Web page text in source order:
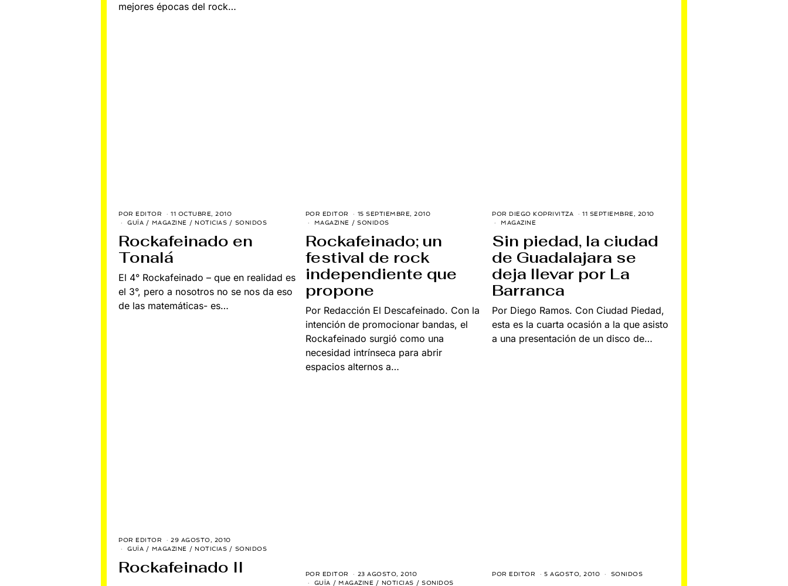
mejores épocas del rock…
POR EDITOR 11 OCTUBRE, 2010
J
L
I
0
2
GUÍA / MAGAZINE / NOTICIAS / SONIDOS
Rockafeinado en
Tonalá
El 4° Rockafeinado – que en realidad es
el 3°, pero a nosotros no se nos da eso
de las matemáticas- es…
POR EDITOR 15 SEPTIEMBRE, 2010
N
E
,
2
MAGAZINE / SONIDOS
Rockafeinado; un
festival de rock
independiente que
propone
Por Redacción El Descafeinado. Con la
intención de promocionar bandas, el
Rockafeinado surgió como una
necesidad intrínseca para abrir
espacios alternos a…
PORDIEGO KOPRIVITZA 11 SEPTIEMBRE, 2010
E
P
,
2
0
MAGAZINE
Sin piedad, la ciudad
de Guadalajara se
deja llevar por La
Barranca
Por Diego Ramos. Con Ciudad Piedad,
esta es la cuarta ocasión a la que asisto
a una presentación de un disco de…
POR EDITOR 29 AGOSTO, 2010
J
GUÍA / MAGAZINE / NOTICIAS / SONIDOS
Rockafeinado II POR EDITOR 23 AGOSTO, 2010
J
GUÍA / MAGAZINE / NOTICIAS / SONIDOS
POR EDITOR 5 AGOSTO, 2010 SONIDOS